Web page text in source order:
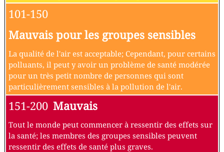
101-150
Mauvais pour les groupes sensibles
La qualité de l'air est acceptable; Cependant, pour certains
polluants, il peut y avoir un problème de santé modérée
pour un très petit nombre de personnes qui sont
particulièrement sensibles à la pollution de l'air.
151-200 Mauvais
Tout le monde peut commencer à ressentir des effets sur
la santé; les membres des groupes sensibles peuvent
ressentir des effets de santé plus graves.